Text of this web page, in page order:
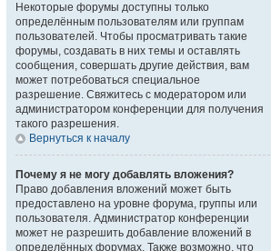
Некоторые форумы доступны только
определённым пользователям или группам
пользователей. Чтобы просматривать такие
форумы, создавать в них темы и оставлять
сообщения, совершать другие действия, вам
может потребоваться специальное
разрешение. Свяжитесь с модератором или
администратором конференции для получения
такого разрешения.
Вернуться к началу
Почему я не могу добавлять вложения?
Право добавления вложений может быть
предоставлено на уровне форума, группы или
пользователя. Администратор конференции
может не разрешить добавление вложений в
определённых форумах. Также возможно, что